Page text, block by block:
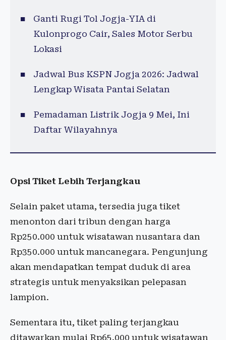
Ganti Rugi Tol Jogja-YIA di
Kulonprogo Cair, Sales Motor Serbu
Lokasi
Jadwal Bus KSPN Jogja 2026: Jadwal
Lengkap Wisata Pantai Selatan
Pemadaman Listrik Jogja 9 Mei, Ini
Daftar Wilayahnya
Opsi Tiket Lebih Terjangkau
Selain paket utama, tersedia juga tiket
menonton dari tribun dengan harga
Rp250.000 untuk wisatawan nusantara dan
Rp350.000 untuk mancanegara. Pengunjung
akan mendapatkan tempat duduk di area
strategis untuk menyaksikan pelepasan
lampion.
Sementara itu, tiket paling terjangkau
ditawarkan mulai Rp65.000 untuk wisatawan